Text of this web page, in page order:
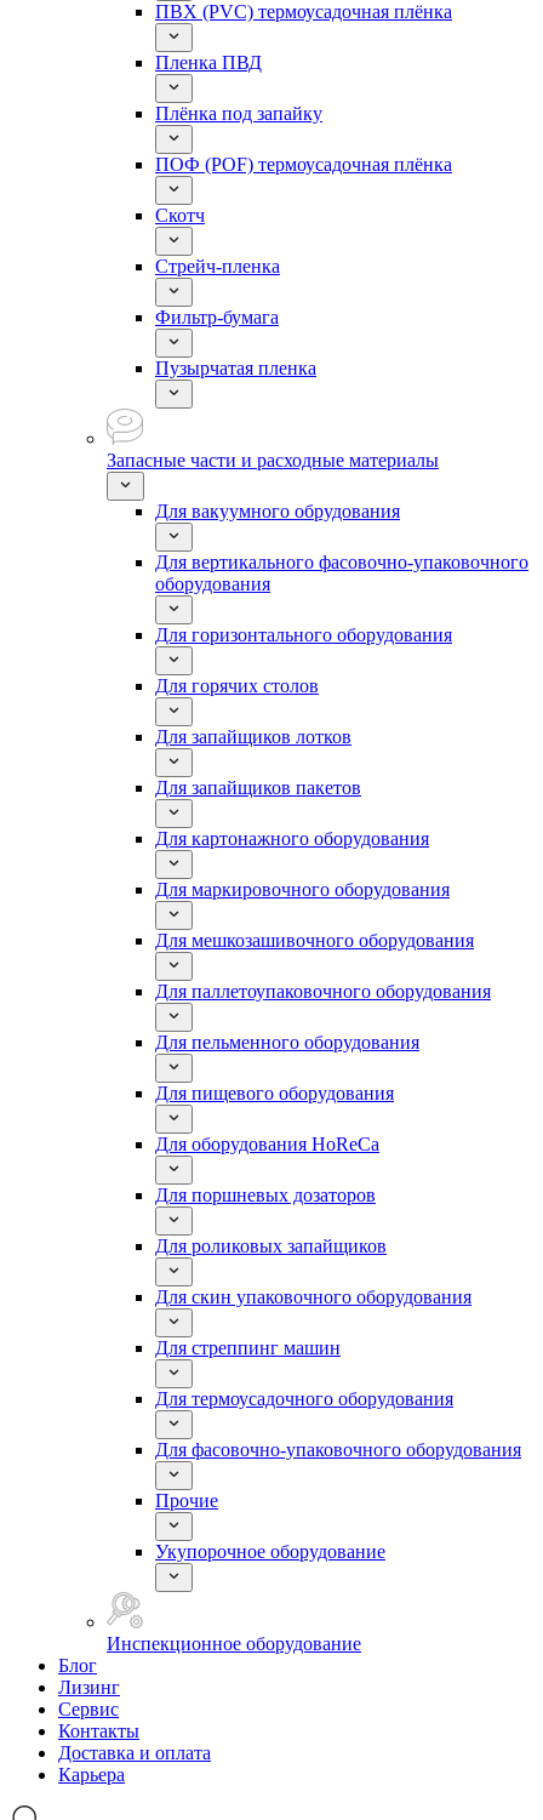
ПВХ (PVC) термоусадочная плёнка
Пленка ПВД
Плёнка под запайку
ПОФ (POF) термоусадочная плёнка
Скотч
Стрейч-пленка
Фильтр-бумага
Пузырчатая пленка
Запасные части и расходные материалы
Для вакуумного обрудования
Для вертикального фасовочно-упаковочного
оборудования
Для горизонтального оборудования
Для горячих столов
Для запайщиков лотков
Для запайщиков пакетов
Для картонажного оборудования
Для маркировочного оборудования
Для мешкозашивочного оборудования
Для паллетоупаковочного оборудования
Для пельменного оборудования
Для пищевого оборудования
Для оборудования HoReCa
Для поршневых дозаторов
Для роликовых запайщиков
Для скин упаковочного оборудования
Для стреппинг машин
Для термоусадочного оборудования
Для фасовочно-упаковочного оборудования
Прочие
Укупорочное оборудование
Инспекционное оборудование
Блог
Лизинг
Сервис
Контакты
Доставка и оплата
Карьера